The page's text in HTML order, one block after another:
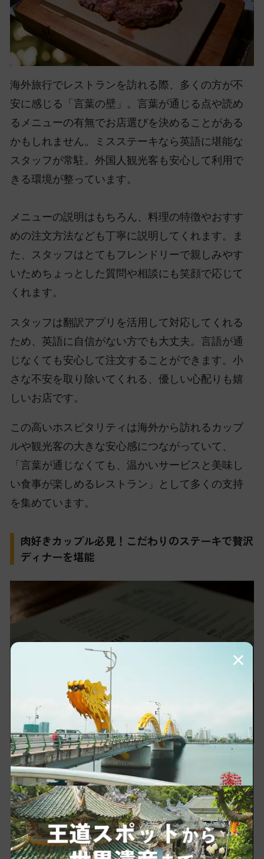
海外旅行でレストランを訪れる際、多くの方が不
安に感じる「言葉の壁」。言葉が通じる点や読め
るメニューの有無でお店選びを決めることがある
かもしれません。ミスステーキなら英語に堪能な
スタッフが常駐。外国人観光客も安心して利用で
きる環境が整っています。
メニューの説明はもちろん、料理の特徴やおすす
めの注文方法なども丁寧に説明してくれます。ま
た、スタッフはとてもフレンドリーで親しみやす
いためちょっとした質問や相談にも笑顔で応じて
くれます。
スタッフは翻訳アプリを活用して対応してくれる
ため、英語に自信がない方でも大丈夫。言語が通
じなくても安心して注文することができます。小
さな不安を取り除いてくれる、優しい心配りも嬉
しいお店です。
この高いホスピタリティは海外から訪れるカップ
ルや観光客の大きな安心感につながっていて、
「言葉が通じなくても、温かいサービスと美味し
い食事が楽しめるレストラン」として多くの支持
を集めています。
肉好きカップル必見！こだわりのステーキで贅沢
ディナーを堪能
こちらのお店は「シンプルで贅沢なビーフステー
キ体験」を追求するステーキ専門レストランで
す。選び抜かれた食材とそれを最大限に生かすた
めのシンプルかつ丁寧な調理法が特徴。
使用されている牛肉は、広大な自然の中で放牧さ
×